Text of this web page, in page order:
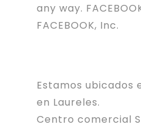
any way.
FACEBOOK, Inc.
Estamos ubicados
en Laureles.
Centro comercial